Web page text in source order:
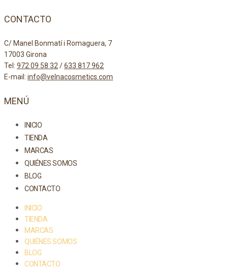
CONTACTO
C/ Manel Bonmatí i Romaguera, 7
17003 Girona
Tel: 972 09 58 32/633 817 962
E-mail: info@velnacosmetics.com
MENÚ
INICIO
TIENDA
MARCAS
QUIÉNES SOMOS
BLOG
CONTACTO
INICIO
TIENDA
MARCAS
QUIÉNES SOMOS
BLOG
CONTACTO